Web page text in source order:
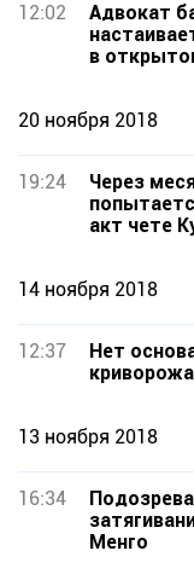
12:02
Адвокат
в
20 ноября 2018
19:24
Через
акт чете
14 ноября 2018
12:37
Нет
13 ноября 2018
16:34
Менго